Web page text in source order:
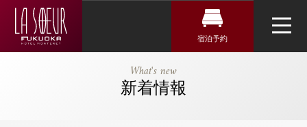
宿泊予約
What's new
新着情報
宿泊検索
航空券＋宿泊検索